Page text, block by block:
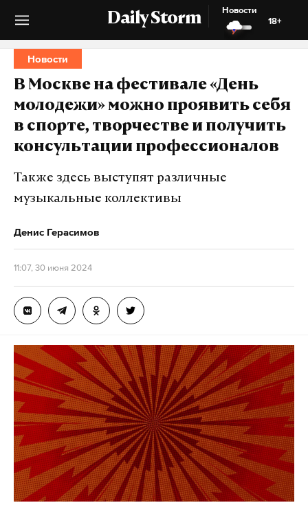
Daily Storm
Новости
18+
Новости
В Москве на фестивале «День
молодежи» можно проявить себя
в спорте, творчестве и получить
консультации профессионалов
Также здесь выступят различные
музыкальные коллективы
Денис Герасимов
11:07, 30 июня 2024